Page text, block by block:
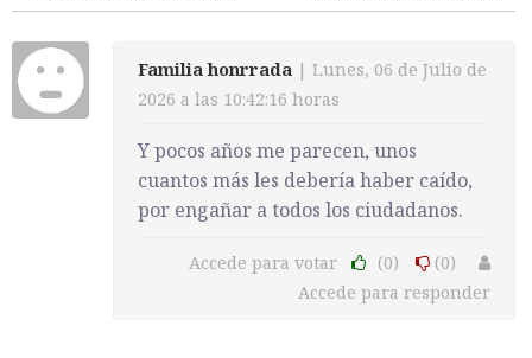
Familia honrrada | Lunes, 06 de Julio de
2026 a las 10:42:16 horas
Y pocos años me parecen, unos
cuantos más les debería haber caído,
por engañar a todos los ciudadanos.
Accede para votar (0)
(0)
Accede para responder